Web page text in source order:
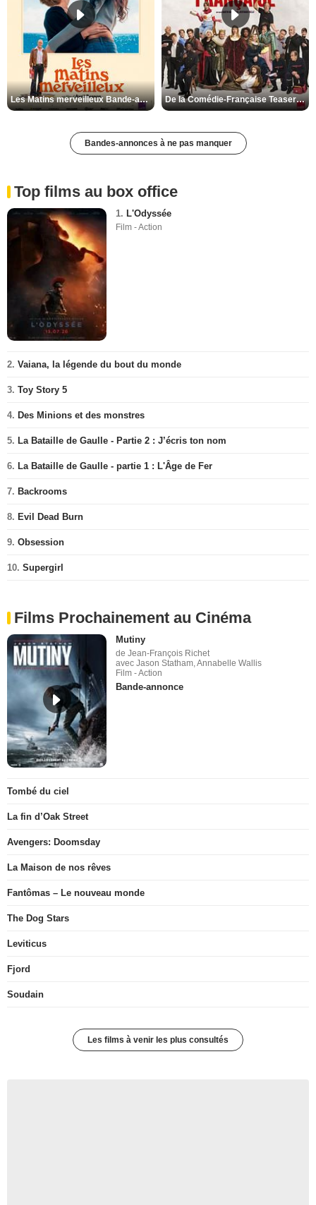
Les Matins merveilleux Bande-annonce VF De la Comédie-Française Teaser VF
Bandes-annonces à ne pas manquer
Top films au box office
1. L'Odyssée
Film - Action
2. Vaiana, la légende du bout du monde
3. Toy Story 5
4. Des Minions et des monstres
5. La Bataille de Gaulle - Partie 2 : J’écris ton nom
6. La Bataille de Gaulle - partie 1 : L'Âge de Fer
7. Backrooms
8. Evil Dead Burn
9. Obsession
10. Supergirl
Films Prochainement au Cinéma
Mutiny
de Jean-François Richet
avec Jason Statham, Annabelle Wallis
Film - Action
Bande-annonce
Tombé du ciel
La fin d’Oak Street
Avengers: Doomsday
La Maison de nos rêves
Fantômas – Le nouveau monde
The Dog Stars
Leviticus
Fjord
Soudain
Les films à venir les plus consultés